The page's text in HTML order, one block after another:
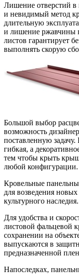
Лишение отверстий в
и невидимый метод
длительную
и лишение ржавчины
листов гарантирует
выполнять скорую
Большой выбор
возможность
поставленную задачу.
гибкая, а
тем чтобы крыть
любой конфигурации.
Кровельные
для возведения
культурного наследия.
Для удобства и
листовой фальцевой
сохранении на
выпускаются в
предназначенной
Напоследках,